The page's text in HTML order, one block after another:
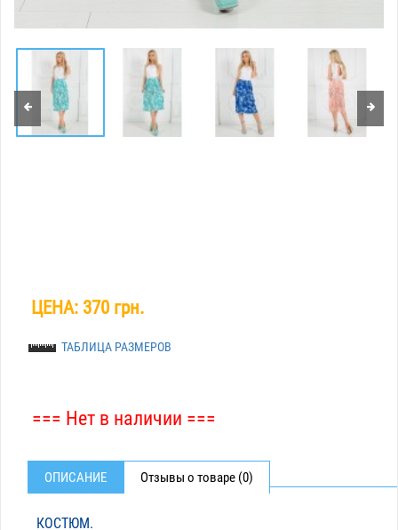
ЦЕНА: 370 грн.
ТАБЛИЦА РАЗМЕРОВ
=== Нет в наличии ===
ОПИСАНИЕ Отзывы о товаре (0)
КОСТЮМ.